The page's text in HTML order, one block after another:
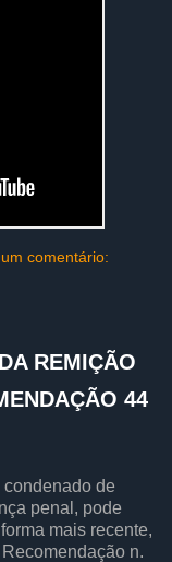
comentário:
REMIÇÃO
44
de
penal, pode
mais recente,
n.